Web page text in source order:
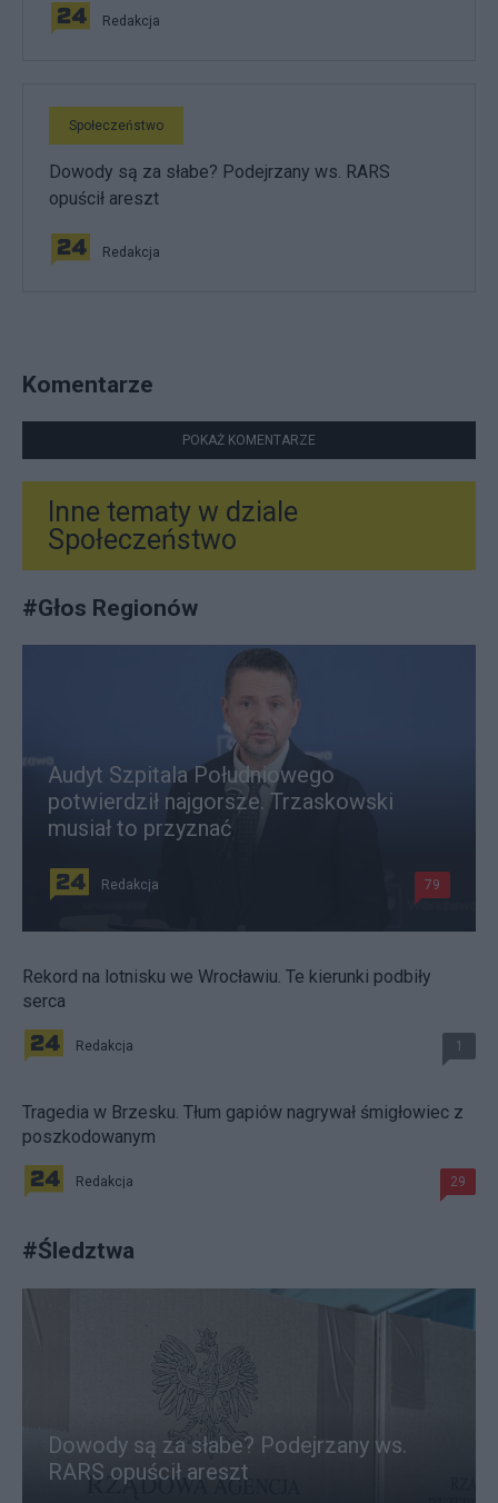
Redakcja
Społeczeństwo
Dowody są za słabe? Podejrzany ws. RARS
opuścił areszt
Redakcja
Komentarze
POKAŻ KOMENTARZE
Inne tematy w dziale
Społeczeństwo
#Głos Regionów
Audyt Szpitala Południowego
potwierdził najgorsze. Trzaskowski
musiał to przyznać
Redakcja 79
Rekord na lotnisku we Wrocławiu. Te kierunki podbiły
serca
Redakcja 1
Tragedia w Brzesku. Tłum gapiów nagrywał śmigłowiec z
poszkodowanym
Redakcja 29
#Śledztwa
Dowody są za słabe? Podejrzany ws.
RARS opuścił areszt